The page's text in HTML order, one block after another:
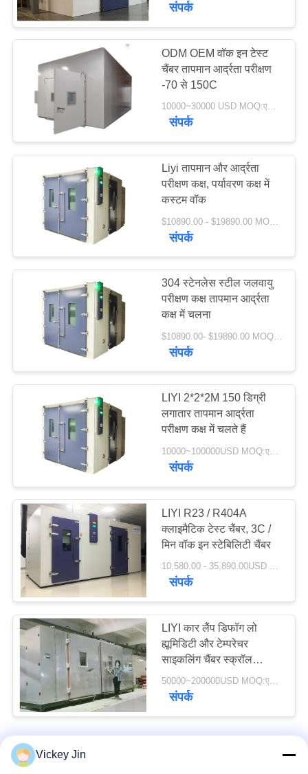
संपर्क
ODM OEM वॉक इन टेस्ट
चैंबर तापमान आर्द्रता परीक्षण
-70 से 150C
10000~30000 USD MOQ:एक सेट
संपर्क
Liyi तापमान और आर्द्रता
परीक्षण कक्ष, पर्यावरण कक्ष में
कस्टम वॉक
संपर्क
304 स्टेनलेस स्टील जलवायु
परीक्षण कक्ष तापमान आर्द्रता
कक्ष में चलना
संपर्क
LIYI 2*2*2M 150 डिग्री
लगातार तापमान आर्द्रता
परीक्षण कक्ष में चलते हैं
10000~100000USD MOQ:एक सेट
संपर्क
LIYI R23 / R404A
क्लाइमैटिक टेस्ट चैंबर, 3C /
मिन वॉक इन स्टेबिलिटी चैंबर
10,580.00 - 35,890.00USD MOQ:एक सेट
संपर्क
LIYI कार लैंप डिफॉग लो
ह्यूमिडिटी और टेम्परेचर
साइकलिंग चैंबर स्क्रॉल
कंप्रेसर
50000~200000USD MOQ:एक सेट
संपर्क
Vickey Jin